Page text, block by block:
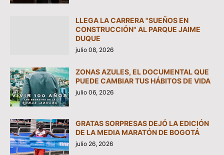
LLEGA LA CARRERA "SUEÑOS EN
CONSTRUCCIÓN" AL PARQUE JAIME
DUQUE
julio 08, 2026
ZONAS AZULES, EL DOCUMENTAL QUE
PUEDE CAMBIAR TUS HÁBITOS DE VIDA
julio 06, 2026
GRATAS SORPRESAS DEJÓ LA EDICIÓN
DE LA MEDIA MARATÓN DE BOGOTÁ
julio 26, 2026